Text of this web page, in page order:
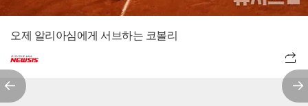
오제 알리아심에게 서브하는 코볼리